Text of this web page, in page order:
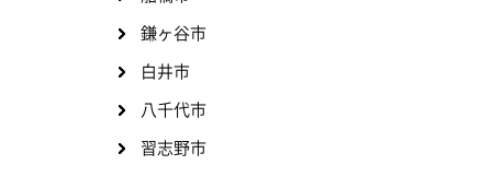
鎌ヶ谷市
白井市
八千代市
習志野市